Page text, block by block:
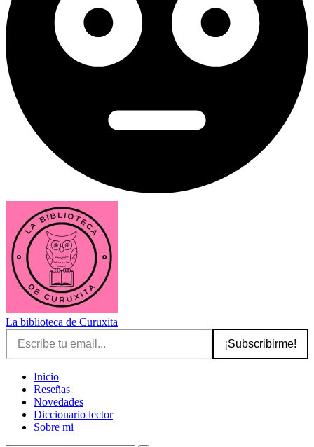
La biblioteca de Curuxita
Escribe tu email...
¡Subscribirme!
Inicio
Reseñas
Novedades
Diccionario lector
Sobre mi